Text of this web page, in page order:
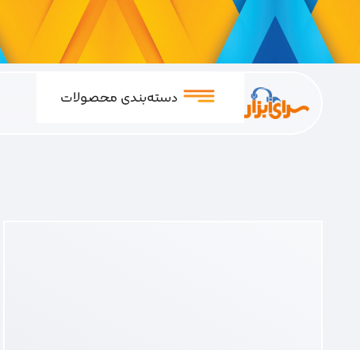
دسته‌بندی محصولات